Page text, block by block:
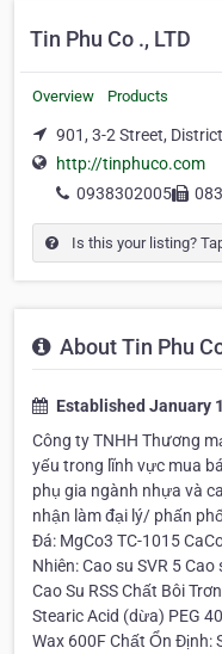
Tin Phu Co ., LTD
Overview Products
901, 3-2 Street,
http://tinphuco.com
0938302005
Is this your listing?
About Tin Phu
Established January
Công ty TNHH Thương
yếu trong lĩnh vực mua
phụ gia ngành nhựa và
nhận làm đại lý/ phấn
Đá: MgCo3 TC-1015
Nhiên: Cao su SVR 5
Cao Su RSS Chất Bôi
Stearic Acid (dừa) PEG
Wax 600F Chất Ổn Định: